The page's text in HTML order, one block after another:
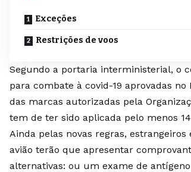
Exceções
Restrições de voos
Segundo a portaria interministerial, o
para combate à covid-19 aprovadas
das marcas autorizadas pela
tem de ter sido aplicada pelo menos
Ainda pelas novas regras,
avião terão que apresentar
alternativas: ou um exame de